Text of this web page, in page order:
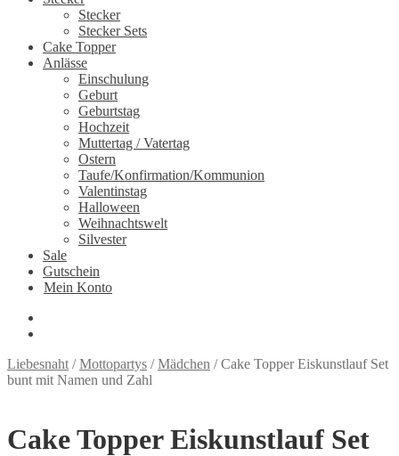
Stecker
Stecker Sets
Cake Topper
Anlässe
Einschulung
Geburt
Geburtstag
Hochzeit
Muttertag / Vatertag
Ostern
Taufe/Konfirmation/Kommunion
Valentinstag
Halloween
Weihnachtswelt
Silvester
Sale
Gutschein
Mein Konto
Liebesnaht /Mottopartys /Mädchen /Cake Topper Eiskunstlauf Set
bunt mit Namen und Zahl
Cake Topper Eiskunstlauf Set